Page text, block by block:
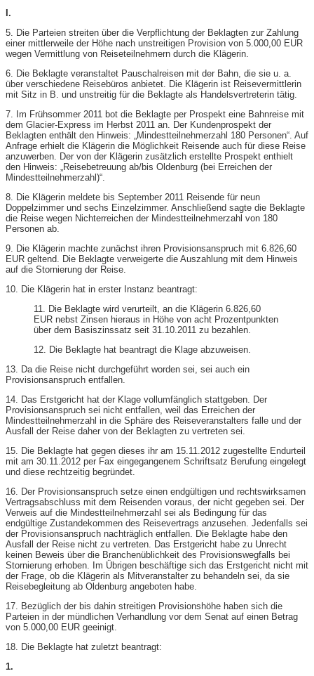
I.
5. Die Parteien streiten über die Verpflichtung der Beklagten zur Zahlung
einer mittlerweile der Höhe nach unstreitigen Provision von 5.000,00 EUR
wegen Vermittlung von Reiseteilnehmern durch die Klägerin.
6. Die Beklagte veranstaltet Pauschalreisen mit der Bahn, die sie u. a.
über verschiedene Reisebüros anbietet. Die Klägerin ist Reisevermittlerin
mit Sitz in B. und unstreitig für die Beklagte als Handelsvertreterin tätig.
7. Im Frühsommer 2011 bot die Beklagte per Prospekt eine Bahnreise mit
dem Glacier-Express im Herbst 2011 an. Der Kundenprospekt der
Beklagten enthält den Hinweis: „Mindestteilnehmerzahl 180 Personen“. Auf
Anfrage erhielt die Klägerin die Möglichkeit Reisende auch für diese Reise
anzuwerben. Der von der Klägerin zusätzlich erstellte Prospekt enthielt
den Hinweis: „Reisebetreuung ab/bis Oldenburg (bei Erreichen der
Mindestteilnehmerzahl)“.
8. Die Klägerin meldete bis September 2011 Reisende für neun
Doppelzimmer und sechs Einzelzimmer. Anschließend sagte die Beklagte
die Reise wegen Nichterreichen der Mindestteilnehmerzahl von 180
Personen ab.
9. Die Klägerin machte zunächst ihren Provisionsanspruch mit 6.826,60
EUR geltend. Die Beklagte verweigerte die Auszahlung mit dem Hinweis
auf die Stornierung der Reise.
10. Die Klägerin hat in erster Instanz beantragt:
11. Die Beklagte wird verurteilt, an die Klägerin 6.826,60
EUR nebst Zinsen hieraus in Höhe von acht Prozentpunkten
über dem Basiszinssatz seit 31.10.2011 zu bezahlen.
12. Die Beklagte hat beantragt die Klage abzuweisen.
13. Da die Reise nicht durchgeführt worden sei, sei auch ein
Provisionsanspruch entfallen.
14. Das Erstgericht hat der Klage vollumfänglich stattgeben. Der
Provisionsanspruch sei nicht entfallen, weil das Erreichen der
Mindestteilnehmerzahl in die Sphäre des Reiseveranstalters falle und der
Ausfall der Reise daher von der Beklagten zu vertreten sei.
15. Die Beklagte hat gegen dieses ihr am 15.11.2012 zugestellte Endurteil
mit am 30.11.2012 per Fax eingegangenem Schriftsatz Berufung eingelegt
und diese rechtzeitig begründet.
16. Der Provisionsanspruch setze einen endgültigen und rechtswirksamen
Vertragsabschluss mit dem Reisenden voraus, der nicht gegeben sei. Der
Verweis auf die Mindestteilnehmerzahl sei als Bedingung für das
endgültige Zustandekommen des Reisevertrags anzusehen. Jedenfalls sei
der Provisionsanspruch nachträglich entfallen. Die Beklagte habe den
Ausfall der Reise nicht zu vertreten. Das Erstgericht habe zu Unrecht
keinen Beweis über die Branchenüblichkeit des Provisionswegfalls bei
Stornierung erhoben. Im Übrigen beschäftige sich das Erstgericht nicht mit
der Frage, ob die Klägerin als Mitveranstalter zu behandeln sei, da sie
Reisebegleitung ab Oldenburg angeboten habe.
17. Bezüglich der bis dahin streitigen Provisionshöhe haben sich die
Parteien in der mündlichen Verhandlung vor dem Senat auf einen Betrag
von 5.000,00 EUR geeinigt.
18. Die Beklagte hat zuletzt beantragt:
1.